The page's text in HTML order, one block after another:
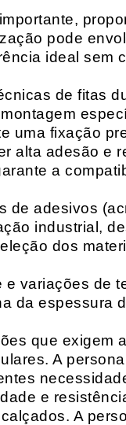
pode
ideal sem
de fitas
uma fixação
alta adesão e
a
de adesivos
industrial,
dos
variações de
da espessura
que exigem
A
e
A